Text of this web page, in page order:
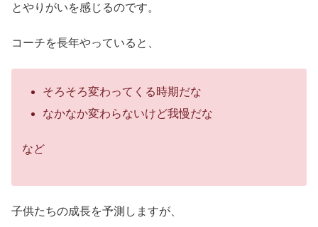
とやりがいを感じるのです。
コーチを長年やっていると、
そろそろ変わってくる時期だな
なかなか変わらないけど我慢だな
など
子供たちの成長を予測しますが、